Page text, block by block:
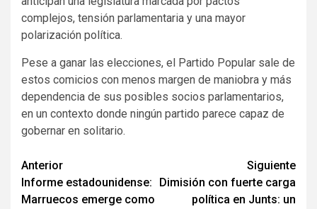
complejos, tensión parlamentaria y una mayor
polarización política.
Pese a ganar las elecciones, el Partido Popular sale de
estos comicios con menos margen de maniobra y más
dependencia de sus posibles socios parlamentarios,
en un contexto donde ningún partido parece capaz de
gobernar en solitario.
Seguir
leyendo
Anterior
Informe estadounidense:
Marruecos emerge como
Siguiente
Dimisión con fuerte carga
política en Junts: un